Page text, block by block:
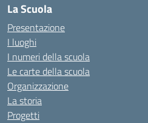
La Scuola
Presentazione
I luoghi
I numeri della scuola
Le carte della scuola
Organizzazione
La storia
Progetti